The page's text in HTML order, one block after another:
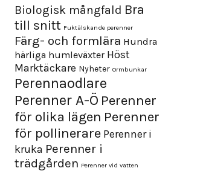
Biologisk mångfald Bra
till snitt Fuktälskande perenner
Färg- och formlära Hundra
härliga humleväxter Höst
Marktäckare Nyheter Ormbunkar
Perennaodlare
Perenner A-Ö Perenner
för olika lägen Perenner
för pollinerare Perenner i
kruka Perenner i
trädgården Perenner vid vatten